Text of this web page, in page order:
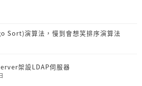
Sort)演算法，慢到會想笑排序演算法
架設LDAP伺服器